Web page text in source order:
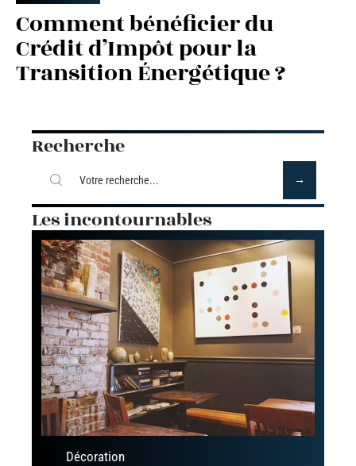
Comment bénéficier du
Crédit d’Impôt pour la
Transition Énergétique ?
Recherche
Les incontournables
Décoration